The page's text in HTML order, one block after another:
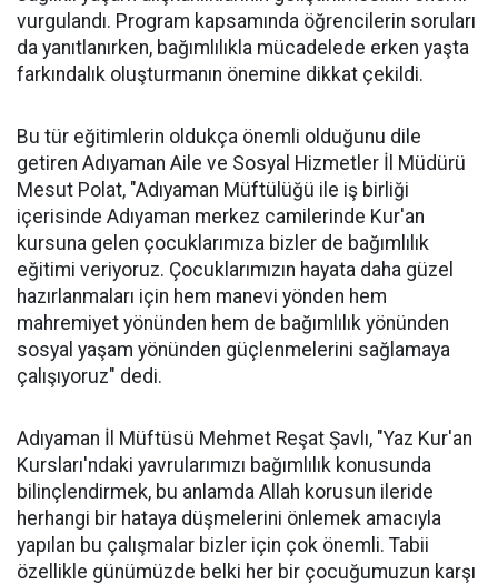
vurgulandı. Program kapsamında öğrencilerin soruları
da yanıtlanırken, bağımlılıkla mücadelede erken yaşta
farkındalık oluşturmanın önemine dikkat çekildi.
Bu tür eğitimlerin oldukça önemli olduğunu dile
getiren Adıyaman Aile ve Sosyal Hizmetler İl Müdürü
Mesut Polat, "Adıyaman Müftülüğü ile iş birliği
içerisinde Adıyaman merkez camilerinde Kur'an
kursuna gelen çocuklarımıza bizler de bağımlılık
eğitimi veriyoruz. Çocuklarımızın hayata daha güzel
hazırlanmaları için hem manevi yönden hem
mahremiyet yönünden hem de bağımlılık yönünden
sosyal yaşam yönünden güçlenmelerini sağlamaya
çalışıyoruz" dedi.
Adıyaman İl Müftüsü Mehmet Reşat Şavlı, "Yaz Kur'an
Kursları'ndaki yavrularımızı bağımlılık konusunda
bilinçlendirmek, bu anlamda Allah korusun ileride
herhangi bir hataya düşmelerini önlemek amacıyla
yapılan bu çalışmalar bizler için çok önemli. Tabii
özellikle günümüzde belki her bir çocuğumuzun karşı